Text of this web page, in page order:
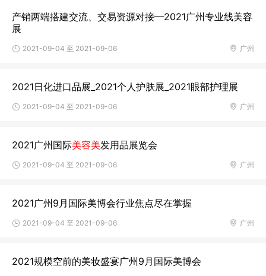
产销两端搭建交流、交易资源对接—2021广州专业线美容
展
广州
2021-09-04 至 2021-09-06
2021日化进口品展_2021个人护肤展_2021眼部护理展
广州
2021-09-04 至 2021-09-06
2021广州国际美容美发用品展览会
广州
2021-09-04 至 2021-09-06
2021广州9月国际美博会行业焦点尽在掌握
广州
2021-09-04 至 2021-09-06
2021规模空前的美妆盛宴广州9月国际美博会